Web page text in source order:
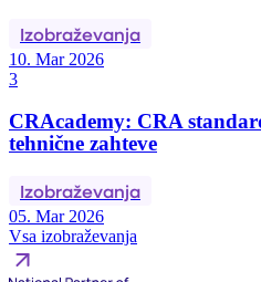
Izobraževanja
10. Mar 2026
3
CRAcademy: CRA
tehnične zahteve
Izobraževanja
05. Mar 2026
Vsa izobraževanja